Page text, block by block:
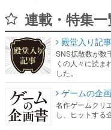
連載・特集一
殿堂入り記事
SNS拡散数が数
くの人々に読ま
した。
ゲームの企
名作ゲームクリ
し、ヒットする